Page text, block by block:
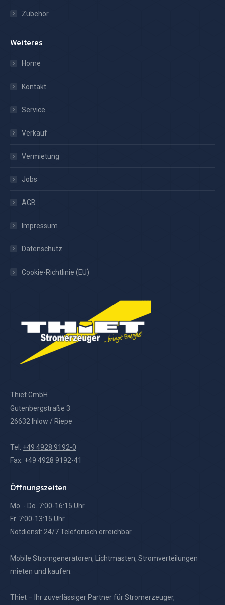
Zubehör
Weiteres
Home
Kontakt
Service
Verkauf
Vermietung
Jobs
AGB
Impressum
Datenschutz
Cookie-Richtlinie (EU)
Thiet GmbH
Gutenbergstraße 3
26632 Ihlow / Riepe
Tel: +49 4928 9192-0
Fax: +49 4928 9192-41
Öffnungszeiten
Mo. - Do. 7:00-16:15 Uhr
Fr. 7:00-13:15 Uhr
Notdienst: 24/7 Telefonisch erreichbar
Mobile Stromgeneratoren, Lichtmasten, Stromverteilungen
mieten und kaufen.
Thiet – Ihr zuverlässiger Partner für Stromerzeuger,